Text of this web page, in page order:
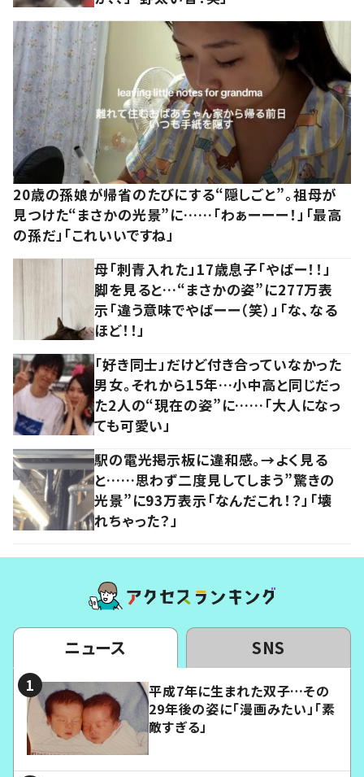
20歳の孫娘が帰省のたびにする“隠しごと”。祖母が
見つけた“まさかの光景”に……「わぁーーー！」「最高
の孫だ」「これいいですね」
母「刺青入れた」17歳息子「やばー！！」
脚を見ると…“まさかの姿”に277万表
示「違う意味でやばーー（笑）」「な、なる
ほど！！」
「好き同士」だけど付き合っていなかった
男女。それから15年…小中高と同じだっ
た2人の“現在の姿”に……「大人になっ
ても可愛い」
駅の電光掲示板に違和感。→よく見る
と……思わず二度見してしまう”驚きの
光景”に93万表示「なんだこれ！？」「壊
れちゃった？」
ニュース SNS
平成7年に生まれた双子…その
29年後の姿に「漫画みたい」「素
敵すぎる」